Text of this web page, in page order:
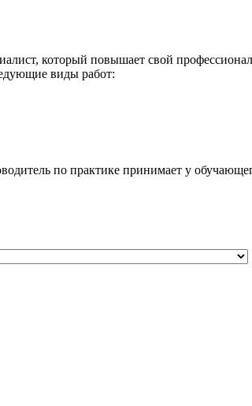
который повышает свой
виды работ:
по практике принимает у